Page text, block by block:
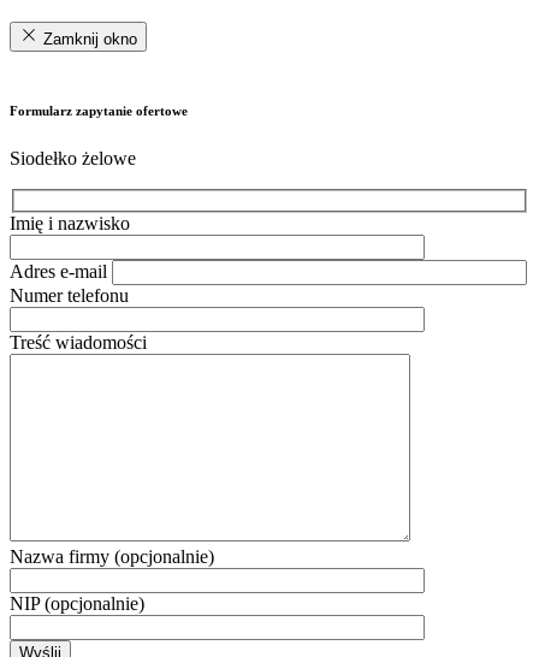
Zamknij okno
Formularz zapytanie ofertowe
Siodełko żelowe
Imię i nazwisko
Adres e-mail
Numer telefonu
Treść wiadomości
Nazwa firmy (opcjonalnie)
NIP (opcjonalnie)
Wyślij